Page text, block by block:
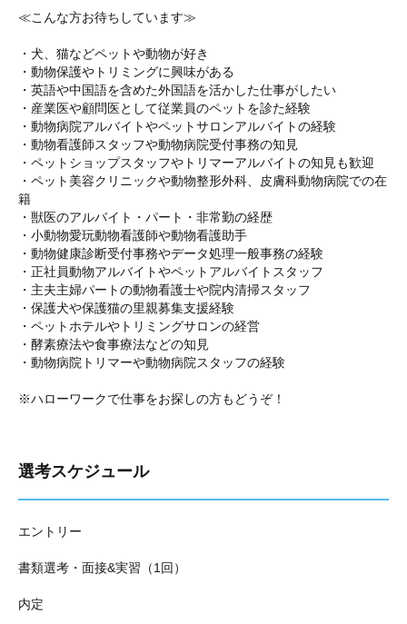
≪こんな方お待ちしています≫
・犬、猫などペットや動物が好き
・動物保護やトリミングに興味がある
・英語や中国語を含めた外国語を活かした仕事がしたい
・産業医や顧問医として従業員のペットを診た経験
・動物病院アルバイトやペットサロンアルバイトの経験
・動物看護師スタッフや動物病院受付事務の知見
・ペットショップスタッフやトリマーアルバイトの知見も歓迎
・ペット美容クリニックや動物整形外科、皮膚科動物病院での在
籍
・獣医のアルバイト・パート・非常勤の経歴
・小動物愛玩動物看護師や動物看護助手
・動物健康診断受付事務やデータ処理一般事務の経験
・正社員動物アルバイトやペットアルバイトスタッフ
・主夫主婦パートの動物看護士や院内清掃スタッフ
・保護犬や保護猫の里親募集支援経験
・ペットホテルやトリミングサロンの経営
・酵素療法や食事療法などの知見
・動物病院トリマーや動物病院スタッフの経験
※ハローワークで仕事をお探しの方もどうぞ！
選考スケジュール
エントリー
書類選考・面接&実習（1回）
内定